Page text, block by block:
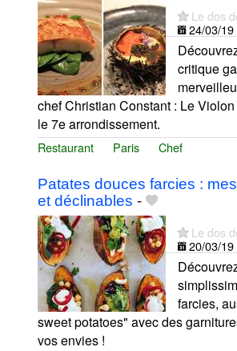
Le dos
24/03/19
critique
chef Christian Constant : Le
le 7e arrondissement.
Restaurant Paris Chef
Patates douces farcies :
et déclinables -
Le dos
20/03/19
farcies,
sweet potatoes" avec des
vos envies !